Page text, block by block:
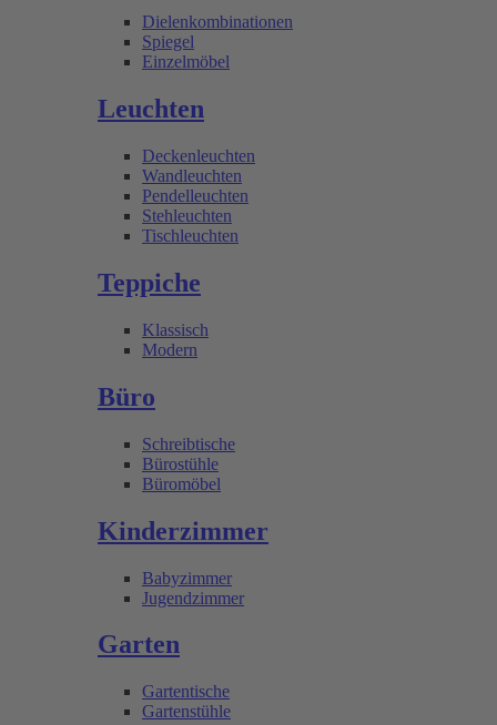
Dielenkombinationen
Spiegel
Einzelmöbel
Leuchten
Deckenleuchten
Wandleuchten
Pendelleuchten
Stehleuchten
Tischleuchten
Teppiche
Klassisch
Modern
Büro
Schreibtische
Bürostühle
Büromöbel
Kinderzimmer
Babyzimmer
Jugendzimmer
Garten
Gartentische
Gartenstühle